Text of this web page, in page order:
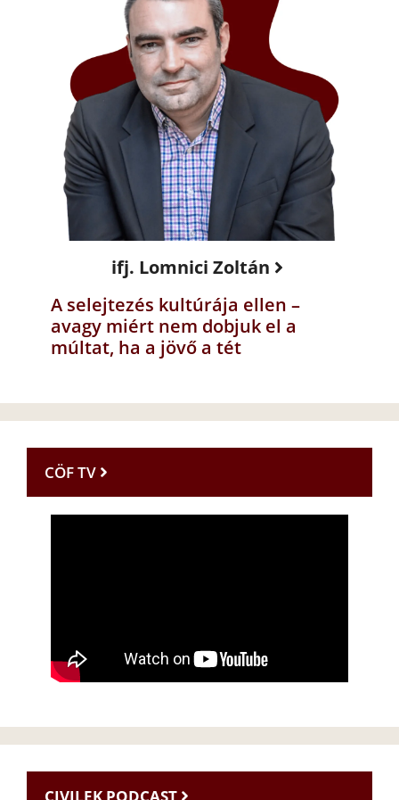
ifj. Lomnici Zoltán
A selejtezés kultúrája ellen –
avagy miért nem dobjuk el a
múltat, ha a jövő a tét
CÖF TV
CIVILEK PODCAST